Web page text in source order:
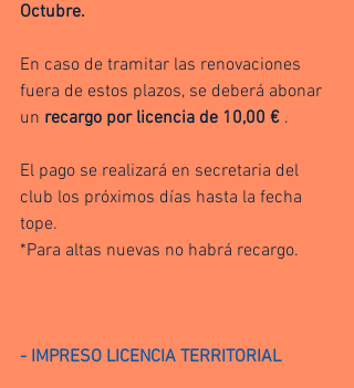
Octubre.
En caso de tramitar las renovaciones
fuera de estos plazos, se deberá abonar
un recargo por licencia de 10,00 € .
El pago se realizará en secretaria del
club los próximos días hasta la fecha
tope.
*Para altas nuevas no habrá recargo.
- IMPRESO LICENCIA TERRITORIAL